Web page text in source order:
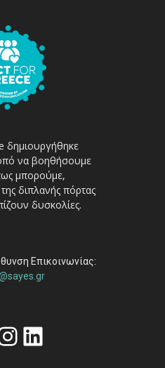
δημιουργήθηκε
να βοηθήσουμε
μπορούμε,
διπλανής πόρτας
δυσκολίες.
Επικοινωνίας:
Linkedin